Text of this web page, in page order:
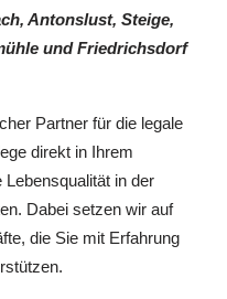
Antonslust, Steige,
und Friedrichsdorf
Partner für die legale
direkt in Ihrem
in der
Dabei setzen wir auf
die Sie mit Erfahrung